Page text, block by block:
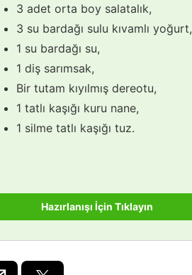
3 adet orta boy salatalık,
3 su bardağı sulu kıvamlı yoğurt,
1 su bardağı su,
1 diş sarımsak,
Bir tutam kıyılmış dereotu,
1 tatlı kaşığı kuru nane,
1 silme tatlı kaşığı tuz.
Hazırlanışı İçin Tıklayın